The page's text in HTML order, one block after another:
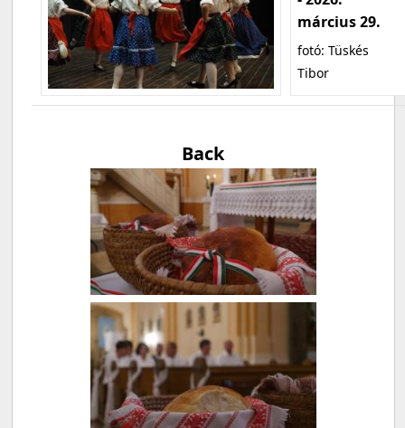
március 29.
fotó: Tüskés
Tibor
Back